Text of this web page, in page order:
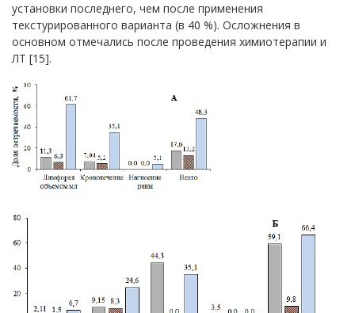
установки последнего, чем после применения
текстурированного варианта (в 40 %). Осложнения в
основном отмечались после проведения химиотерапии и
ЛТ [15].